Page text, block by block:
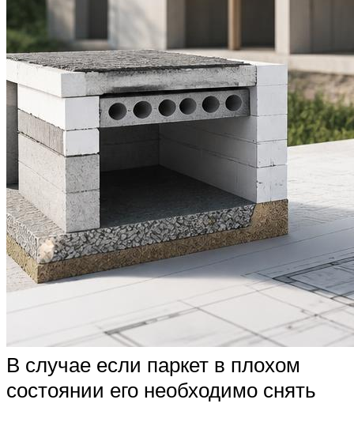
В случае если паркет в плохом
состоянии его необходимо снять